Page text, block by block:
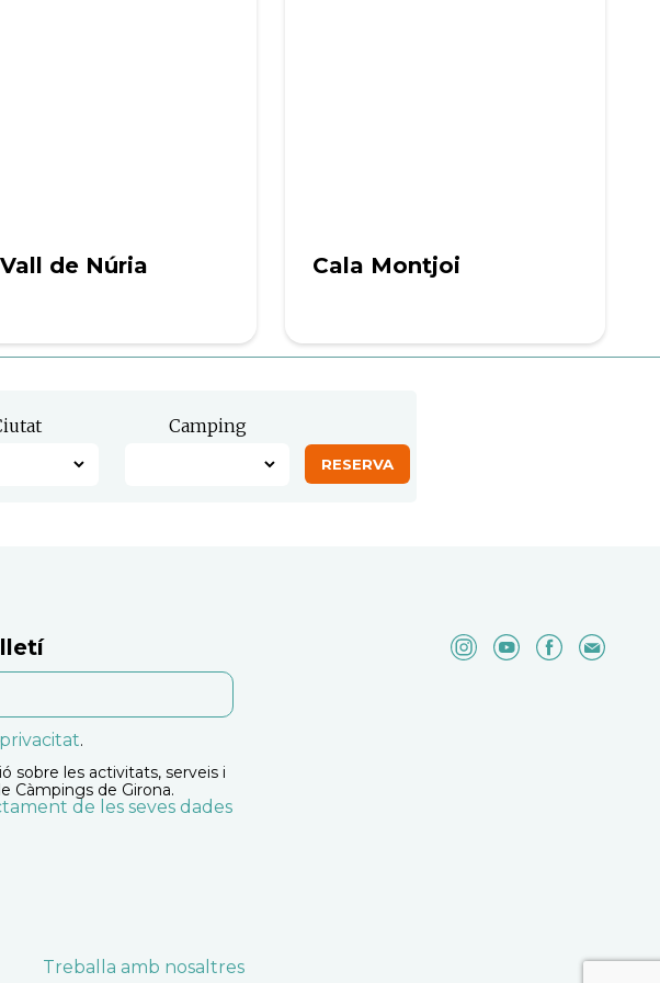
de Núria Cala Montjoi
Camping
.
sobre les activitats, serveis i
Càmpings de Girona.
de les seves dades
Treballa amb nosaltres